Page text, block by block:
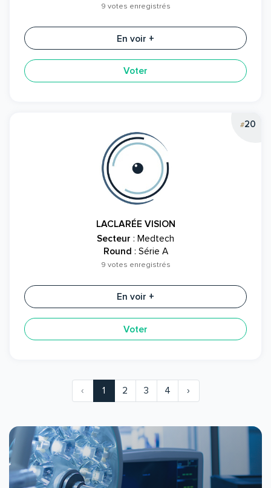
9 votes enregistrés
En voir +
Voter
#20
LACLARÉE VISION
Secteur : Medtech
Round : Série A
9 votes enregistrés
En voir +
Voter
‹ 1 2 3 4 ›